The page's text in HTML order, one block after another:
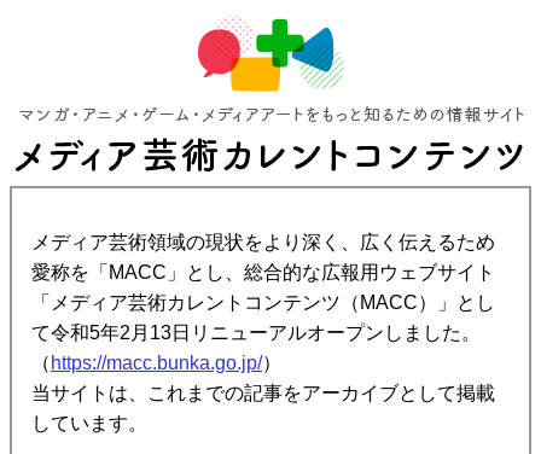
メディア芸術領域の現状をより深く、広く伝えるため
愛称を「MACC」とし、総合的な広報用ウェブサイト
「メディア芸術カレントコンテンツ（MACC）」とし
て令和5年2月13日リニューアルオープンしました。
（ https://macc.bunka.go.jp/）
当サイトは、これまでの記事をアーカイブとして掲載
しています。